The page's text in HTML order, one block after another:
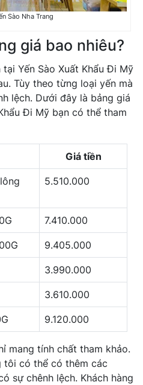
Sào Nha Trang
giá bao nhiêu?
Yến Sào Xuất Khẩu Đi Mỹ
Tùy theo từng loại yến mà
lệch. Dưới đây là bảng giá
Đi Mỹ bạn có thể tham
Giá tiền
5.510.000
7.410.000
9.405.000
3.990.000
3.610.000
9.120.000
mang tính chất tham khảo.
tôi có thể có thêm các
sự chênh lệch. Khách hàng